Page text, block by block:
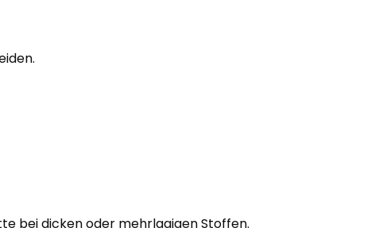
bei dicken oder mehrlagigen Stoffen.